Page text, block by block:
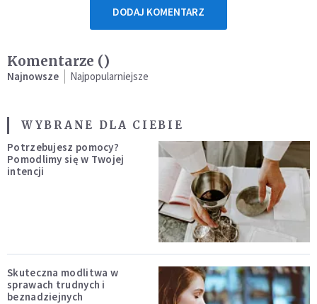
DODAJ KOMENTARZ
Komentarze ()
Najnowsze Najpopularniejsze
WYBRANE DLA CIEBIE
Potrzebujesz pomocy?
Pomodlimy się w Twojej
intencji
Skuteczna modlitwa w
sprawach trudnych i
beznadziejnych